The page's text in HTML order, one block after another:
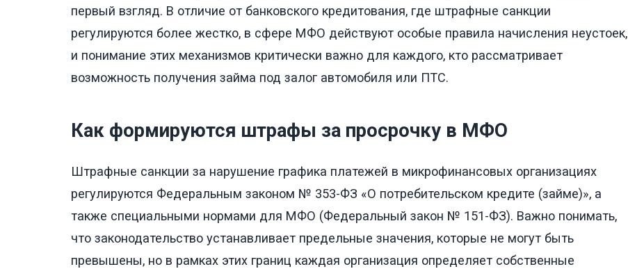
первый взгляд. В отличие от банковского кредитования, где штрафные санкции
регулируются более жестко, в сфере МФО действуют особые правила начисления неустоек,
и понимание этих механизмов критически важно для каждого, кто рассматривает
возможность получения займа под залог автомобиля или ПТС.
Как формируются штрафы за просрочку в МФО
Штрафные санкции за нарушение графика платежей в микрофинансовых организациях
регулируются Федеральным законом № 353-ФЗ «О потребительском кредите (займе)», а
также специальными нормами для МФО (Федеральный закон № 151-ФЗ). Важно понимать,
что законодательство устанавливает предельные значения, которые не могут быть
превышены, но в рамках этих границ каждая организация определяет собственные